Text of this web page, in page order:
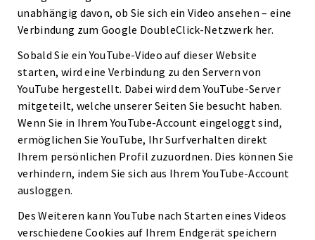
unabhängig davon, ob Sie sich ein Video ansehen – eine
Verbindung zum Google DoubleClick-Netzwerk her.
Sobald Sie ein YouTube-Video auf dieser Website
starten, wird eine Verbindung zu den Servern von
YouTube hergestellt. Dabei wird dem YouTube-Server
mitgeteilt, welche unserer Seiten Sie besucht haben.
Wenn Sie in Ihrem YouTube-Account eingeloggt sind,
ermöglichen Sie YouTube, Ihr Surfverhalten direkt
Ihrem persönlichen Profil zuzuordnen. Dies können Sie
verhindern, indem Sie sich aus Ihrem YouTube-Account
ausloggen.
Des Weiteren kann YouTube nach Starten eines Videos
verschiedene Cookies auf Ihrem Endgerät speichern